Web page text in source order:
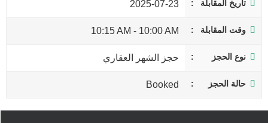
تاريخ المقابلة 2025-07-23
وقت المقابلة 10:00 AM
-
10:15 AM
نوع الحجز حجز الشهر العقاري
حالة الحجز Booked